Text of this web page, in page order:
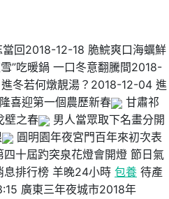
回2018-12-18 脆鯇爽口海蠣鮮
”吃暖鍋 一口冬意翻騰間2018-
冬若何燉靚湯？2018-12-04 進
喜迎第一個農歷新春
甘肅祁
壁之春
男人當眾取下名畫分開
圓明園年夜宮門百年來初次表
四十屆趵突泉花燈會開燈 節日氣
息排行榜 羊晚24小時 包養 待產
廣東三年夜城市2018年